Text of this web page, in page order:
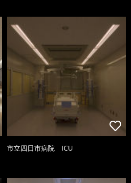
市立四日市病院 ICU